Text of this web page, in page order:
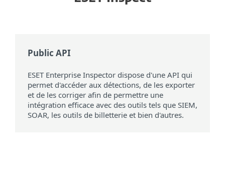
Public API
ESET Enterprise Inspector dispose d'une API qui
permet d'accéder aux détections, de les exporter
et de les corriger afin de permettre une
intégration efficace avec des outils tels que SIEM,
SOAR, les outils de billetterie et bien d'autres.